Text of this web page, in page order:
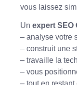
vous laissez
Un expert SEO
– analyse votre
– construit une
– travaille la
– vous